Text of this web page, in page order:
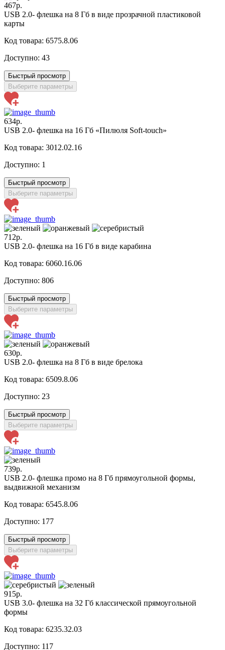
467р.
USB 2.0- флешка на 8 Гб в виде прозрачной пластиковой
карты
Код товара: 6575.8.06
Доступно: 43
Быстрый просмотр
Выберите параметры
634р.
USB 2.0- флешка на 16 Гб «Пилюля Soft-touch»
Код товара: 3012.02.16
Доступно: 1
Быстрый просмотр
Выберите параметры
712р.
USB 2.0- флешка на 16 Гб в виде карабина
Код товара: 6060.16.06
Доступно: 806
Быстрый просмотр
Выберите параметры
630р.
USB 2.0- флешка на 8 Гб в виде брелока
Код товара: 6509.8.06
Доступно: 23
Быстрый просмотр
Выберите параметры
739р.
USB 2.0- флешка промо на 8 Гб прямоугольной формы,
выдвижной механизм
Код товара: 6545.8.06
Доступно: 177
Быстрый просмотр
Выберите параметры
915р.
USB 3.0- флешка на 32 Гб классической прямоугольной
формы
Код товара: 6235.32.03
Доступно: 117